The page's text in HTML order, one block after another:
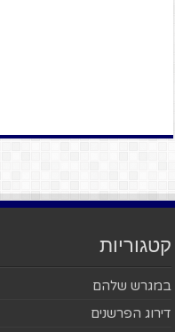
קטגוריות
במגרש שלהם
דירוג הפרשנים